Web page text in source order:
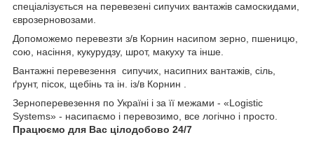
спеціалізується на перевезені сипучих вантажів самоскидами,
єврозерновозами.
Допоможемо перевезти з/в Корнин насипом зерно, пшеницю,
сою, насіння, кукурудзу, шрот, макуху та інше.
Вантажні перевезення сипучих, насипних вантажів, сіль,
ґрунт, пісок, щебінь та ін. із/в Корнин .
Зерноперевезення по Україні і за її межами - «Logistic
Systems» - насипаємо і перевозимо, все логічно і просто.
Працюємо для Вас цілодобово 24/7